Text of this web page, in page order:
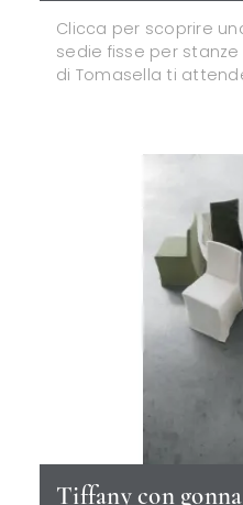
Clicca per scoprire
sedie fisse per
di Tomasella ti
Tiffany con gonna